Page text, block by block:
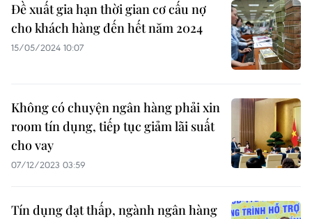
Đề xuất gia hạn thời gian cơ cấu nợ
cho khách hàng đến hết năm 2024
15/05/2024 10:07
Không có chuyện ngân hàng phải xin
room tín dụng, tiếp tục giảm lãi suất
cho vay
07/12/2023 03:59
Tín dụng đạt thấp, ngành ngân hàng